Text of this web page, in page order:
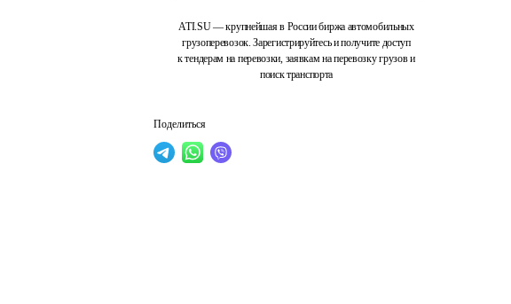
ATI.SU — крупнейшая в России биржа автомобильных
грузоперевозок. Зарегистрируйтесь и получите доступ
к тендерам на перевозки, заявкам на перевозку грузов и
поиск транспорта
Поделиться